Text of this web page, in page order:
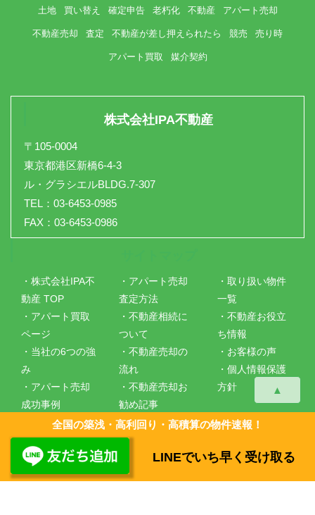
▲
土地 買い替え 確定申告 老朽化 不動産 アパート売却
不動産売却 査定 不動産が差し押えられたら 競売 売り時
アパート買取 媒介契約
株式会社IPA不動産
〒105-0004
東京都港区新橋6-4-3
ル・グラシエルBLDG.7-307
TEL：03-6453-0985
FAX：03-6453-0986
・株式会社IPA不
動産 TOP
・アパート買取
ページ
・当社の6つの強
み
・アパート売却
成功事例
・会社概要
・アパート売却
査定方法
・不動産相続に
ついて
・不動産売却の
流れ
・不動産売却お
勧め記事
・仲介手数料に
ついて
・取り扱い物件
一覧
・不動産お役立
ち情報
・お客様の声
・個人情報保護
方針
Copyright ©株式会社IPA不動産 All Rights Reserved.
全国の築浅・高利回り・高積算の物件速報！
LINEでいち早く受け取る